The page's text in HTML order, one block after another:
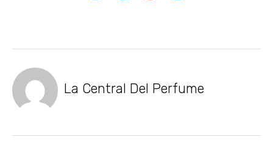
La Central Del Perfume